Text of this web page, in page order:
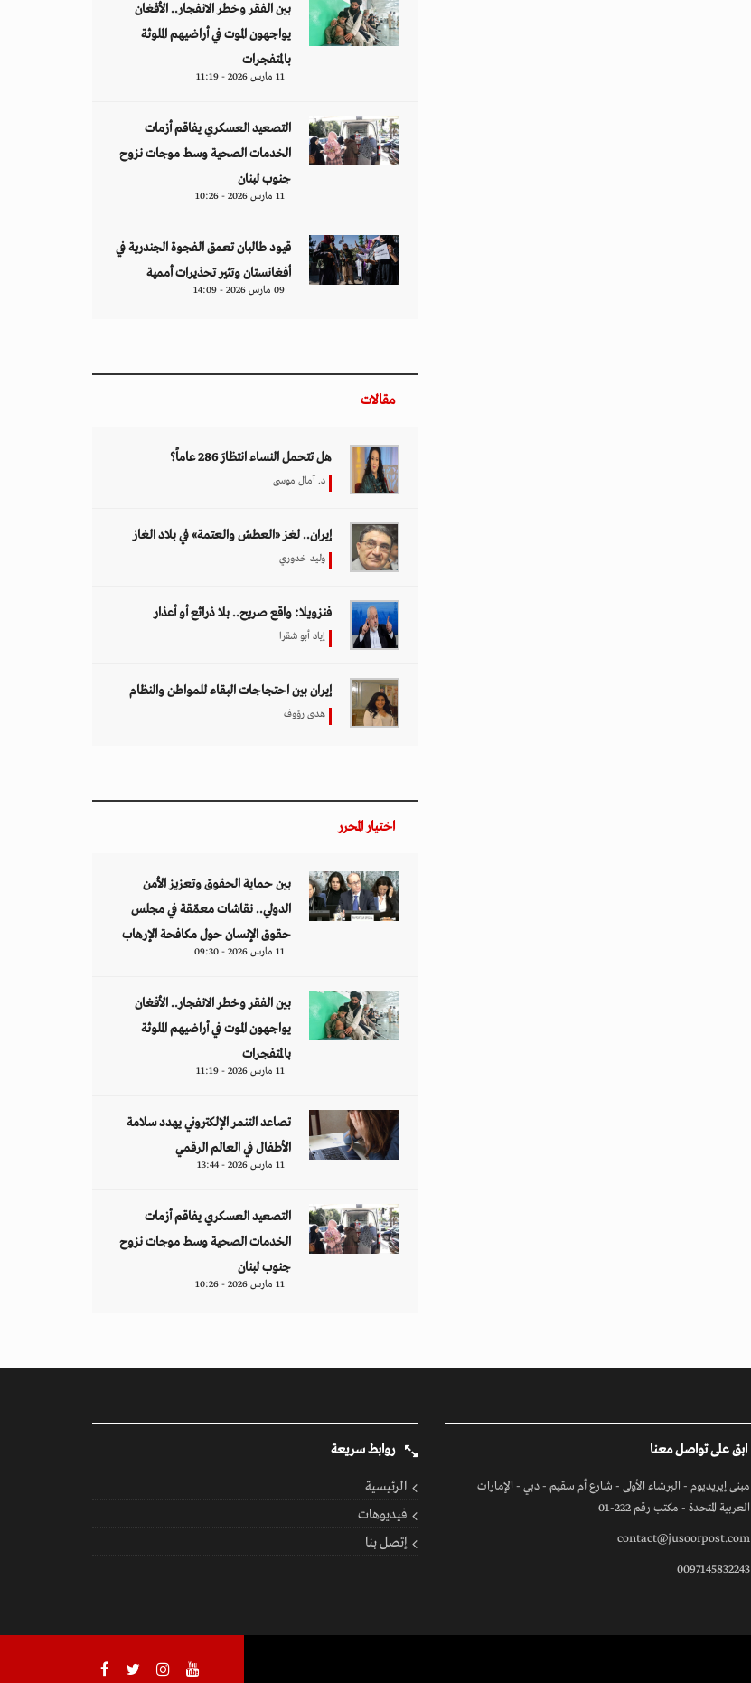
بين الفقر وخطر الانفجار.. الأفغان
يواجهون الموت في أراضيهم الملوثة
بالمتفجرات
11 مارس 2026 - 11:19
التصعيد العسكري يفاقم أزمات
الخدمات الصحية وسط موجات نزوح
جنوب لبنان
11 مارس 2026 - 10:26
قيود طالبان تعمق الفجوة الجندرية في
أفغانستان وتثير تحذيرات أممية
09 مارس 2026 - 14:09
مقالات
هل تتحمل النساء انتظارَ 286 عاماً؟
د. آمال موسى
إيران.. لغز «العطش والعتمة» في بلاد الغاز
وليد خدوري
فنزويلا: واقع صريح.. بلا ذرائع أو أعذار
إياد أبو شقرا
إيران بين احتجاجات البقاء للمواطن والنظام
هدى رؤوف
اختيار المحرر
بين حماية الحقوق وتعزيز الأمن
الدولي.. نقاشات معمّقة في مجلس
حقوق الإنسان حول مكافحة الإرهاب
11 مارس 2026 - 09:30
بين الفقر وخطر الانفجار.. الأفغان
يواجهون الموت في أراضيهم الملوثة
بالمتفجرات
11 مارس 2026 - 11:19
تصاعد التنمر الإلكتروني يهدد سلامة
الأطفال في العالم الرقمي
11 مارس 2026 - 13:44
التصعيد العسكري يفاقم أزمات
الخدمات الصحية وسط موجات نزوح
جنوب لبنان
11 مارس 2026 - 10:26
ابق على تواصل معنا
مبنى إيريديوم - البرشاء الأولى - شارع أم سقيم - دبي - الإمارات
العربية المتحدة - مكتب رقم 222-01
contact@jusoorpost.com
0097145832243
روابط سريعة
الرئيسية
فيديوهات
إتصل بنا